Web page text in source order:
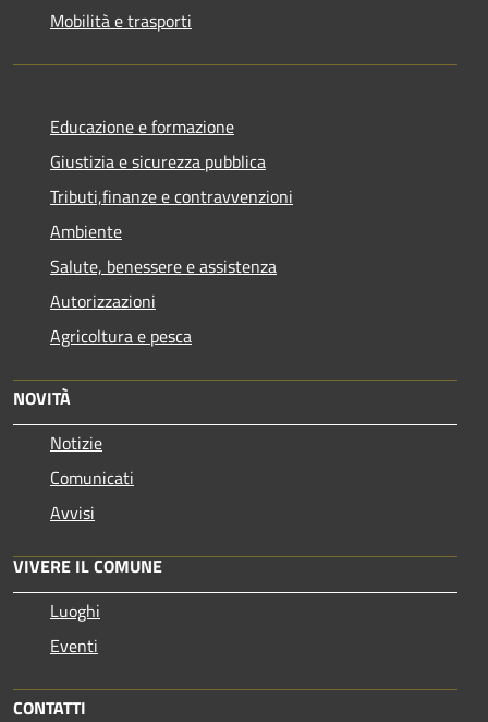
Mobilità e trasporti
Educazione e formazione
Giustizia e sicurezza pubblica
Tributi,finanze e contravvenzioni
Ambiente
Salute, benessere e assistenza
Autorizzazioni
Agricoltura e pesca
NOVITÀ
Notizie
Comunicati
Avvisi
VIVERE IL COMUNE
Luoghi
Eventi
CONTATTI